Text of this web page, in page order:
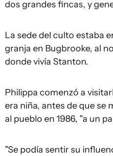
dos grandes fincas, y
La sede del culto estaba
granja en Bugbrooke, al
donde vivía Stanton.
Philippa comenzó a
era niña, antes de que
al pueblo en 1986, "a un
"Se podía sentir su